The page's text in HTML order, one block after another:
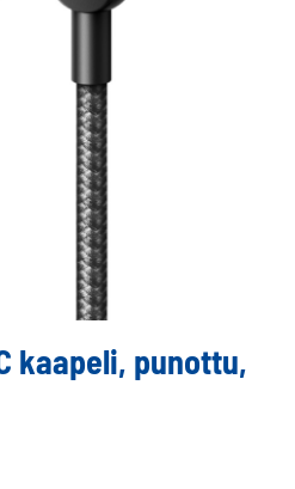
kaapeli, punottu,